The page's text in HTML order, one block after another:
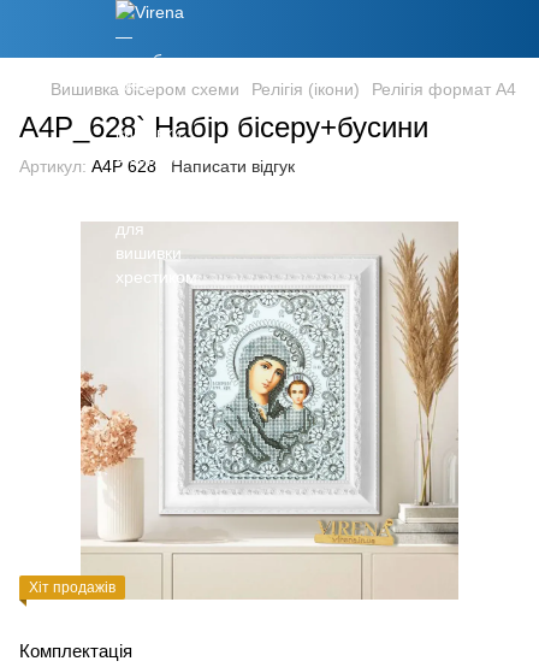
Вишивка бісером схеми Релігія (ікони) Релігія формат А4
А4Р_628` Набір бісеру+бусини
Артикул: А4Р 628 Написати відгук
Хіт продажів
Комплектація